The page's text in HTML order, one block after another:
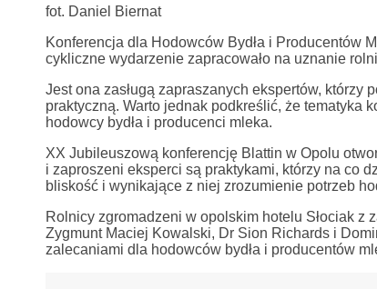
fot. Daniel Biernat
Konferencja dla Hodowców Bydła i Producentów
cykliczne wydarzenie zapracowało na uznanie
Jest ona zasługą zapraszanych ekspertów, którzy
praktyczną. Warto jednak podkreślić, że tematyka
hodowcy bydła i producenci mleka.
XX Jubileuszową konferencję Blattin w Opolu
i zaproszeni eksperci są praktykami, którzy na co
bliskość i wynikające z niej zrozumienie potrzeb
Rolnicy zgromadzeni w opolskim hotelu Słociak z
Zygmunt Maciej Kowalski, Dr Sion Richards i
zalecaniami dla hodowców bydła i producentów